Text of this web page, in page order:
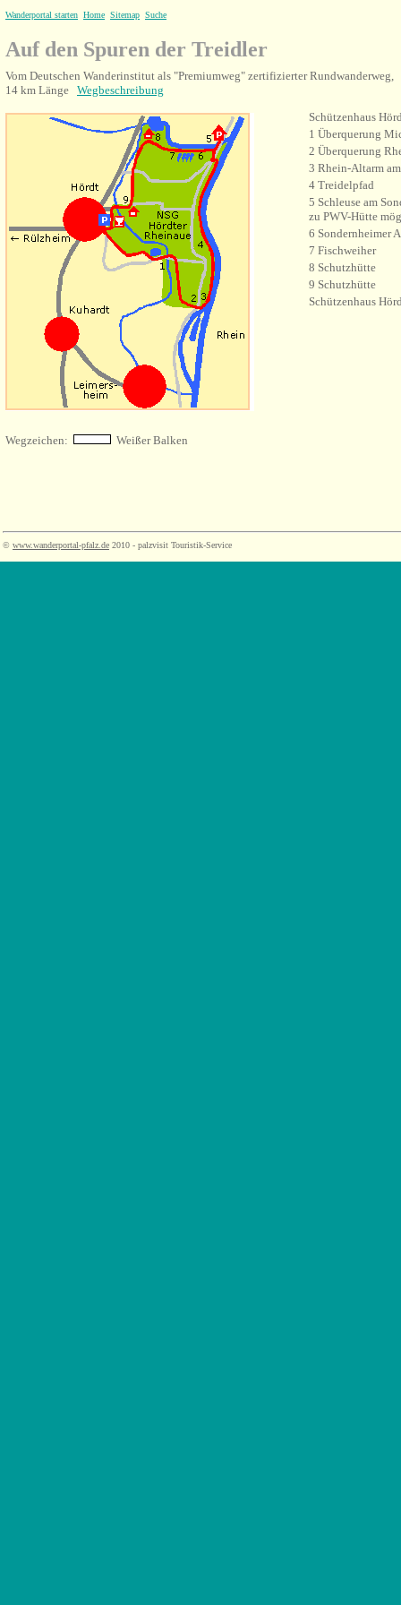
Wanderportal starten Home Sitemap Suche
Auf den Spuren der Treidler
Vom Deutschen Wanderinstitut als "Premiumweg" zertifizierter Rundwanderweg,
14 km Länge Wegbeschreibung
Schützenhaus
1 Überquerung
2 Überquerung
3 Rhein-Altarm
4 Treidelpfad
5 Schleuse am
zu PWV-Hütte
6 Sondernheimer
7 Fischweiher
8 Schutzhütte
9 Schutzhütte
Schützenhaus
Wegzeichen: Weißer Balken
© www.wanderportal-pfalz.de 2010 - palzvisit Touristik-Service